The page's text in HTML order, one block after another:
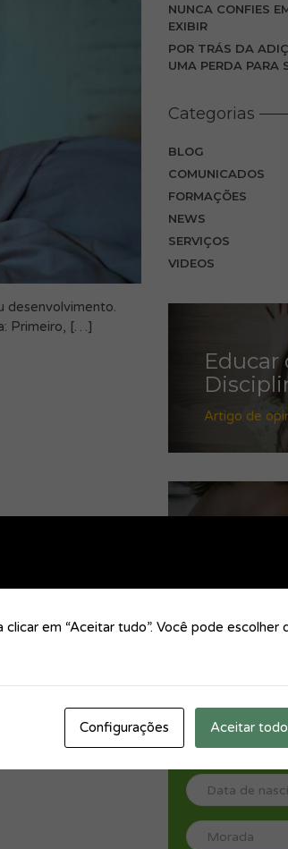
desenvolvimento.
Primeiro, […]
NUNCA CONFIES
EXIBIR
POR TRÁS DA
UMA PERDA PARA
Categorias
BLOG
COMUNICADOS
FORMAÇÕES
NEWS
SERVIÇOS
VIDEOS
Educar
Artigo de
Artigo de
em “Aceitar tudo”. Você pode escolher
Configurações Aceitar